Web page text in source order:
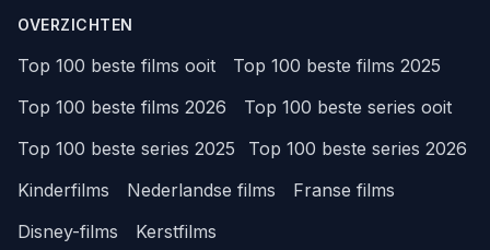
OVERZICHTEN
Top 100 beste films ooit
Top 100 beste films 2025
Top 100 beste films 2026
Top 100 beste series ooit
Top 100 beste series 2025
Top 100 beste series 2026
Kinderfilms
Nederlandse films
Franse films
Disney-films
Kerstfilms